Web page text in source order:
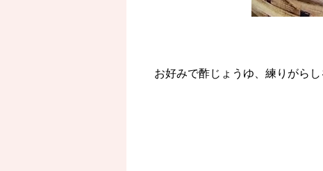
お好みで酢じょうゆ、練りがらし